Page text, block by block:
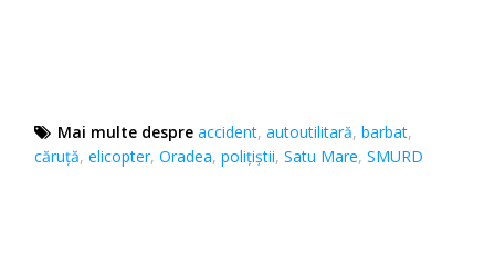
Mai multe despre accident,autoutilitară,barbat,
căruţă,elicopter,Oradea,polițiștii,Satu Mare,SMURD